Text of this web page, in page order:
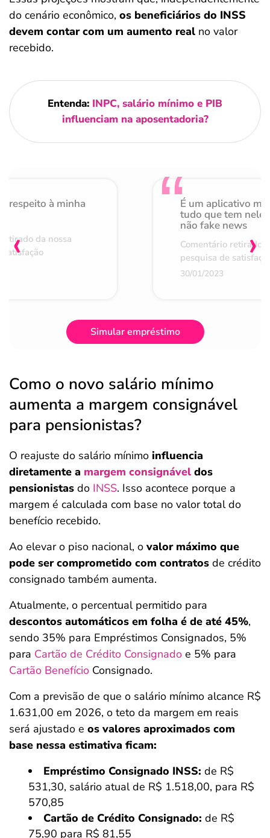
do cenário econômico, os beneficiários do INSS
devem contar com um aumento real no valor
recebido.
Entenda: INPC, salário mínimo e PIB
influenciam na aposentadoria?
respeito à minha
da nossa
É um aplicativo
tudo que tem nele
não fake news
Comentário retirado
pesquisa de
30/01/2023
‹ ›
Simular empréstimo
Como o novo salário mínimo
aumenta a margem consignável
para pensionistas?
O reajuste do salário mínimo influencia
diretamente a margem consignável dos
pensionistas do INSS. Isso acontece porque a
margem é calculada com base no valor total do
benefício recebido.
Ao elevar o piso nacional, o valor máximo que
pode ser comprometido com contratos de crédito
consignado também aumenta.
Atualmente, o percentual permitido para
descontos automáticos em folha é de até 45%,
sendo 35% para Empréstimos Consignados, 5%
para Cartão de Crédito Consignado e 5% para
Cartão Benefício Consignado.
Com a previsão de que o salário mínimo alcance R$
1.631,00 em 2026, o teto da margem em reais
será ajustado e os valores aproximados com
base nessa estimativa ficam:
Empréstimo Consignado INSS: de R$
531,30, salário atual de R$ 1.518,00, para R$
570,85
Cartão de Crédito Consignado: de R$
75,90 para R$ 81,55